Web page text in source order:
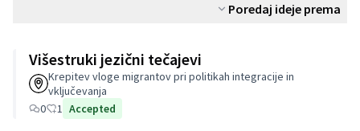
Poredaj ideje prema
Višestruki jezični tečajevi
Krepitev vloge migrantov pri politikah integracije in
vključevanja
0
1 Accepted